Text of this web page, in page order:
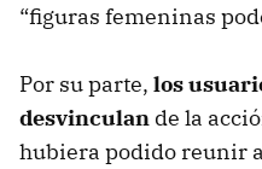
“figuras femeninas
Por su parte, los
desvinculan de la
hubiera podido reunir